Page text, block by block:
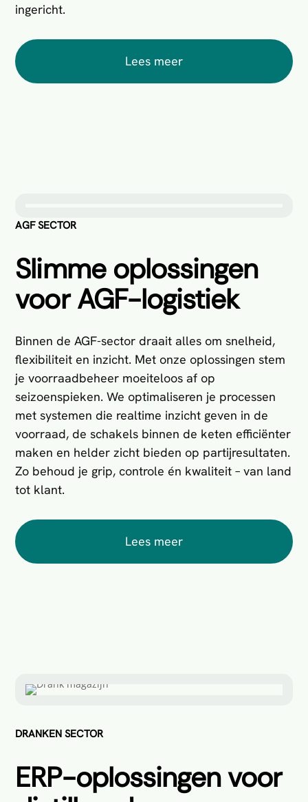
ingericht.
Lees meer
AGF SECTOR
Slimme oplossingen
voor AGF-logistiek
Binnen de AGF-sector draait alles om snelheid,
flexibiliteit en inzicht. Met onze oplossingen stem
je voorraadbeheer moeiteloos af op
seizoenspieken. We optimaliseren je processen
met systemen die realtime inzicht geven in de
voorraad, de schakels binnen de keten efficiënter
maken en helder zicht bieden op partijresultaten.
Zo behoud je grip, controle én kwaliteit – van land
tot klant.
Lees meer
DRANKEN SECTOR
ERP-oplossingen voor